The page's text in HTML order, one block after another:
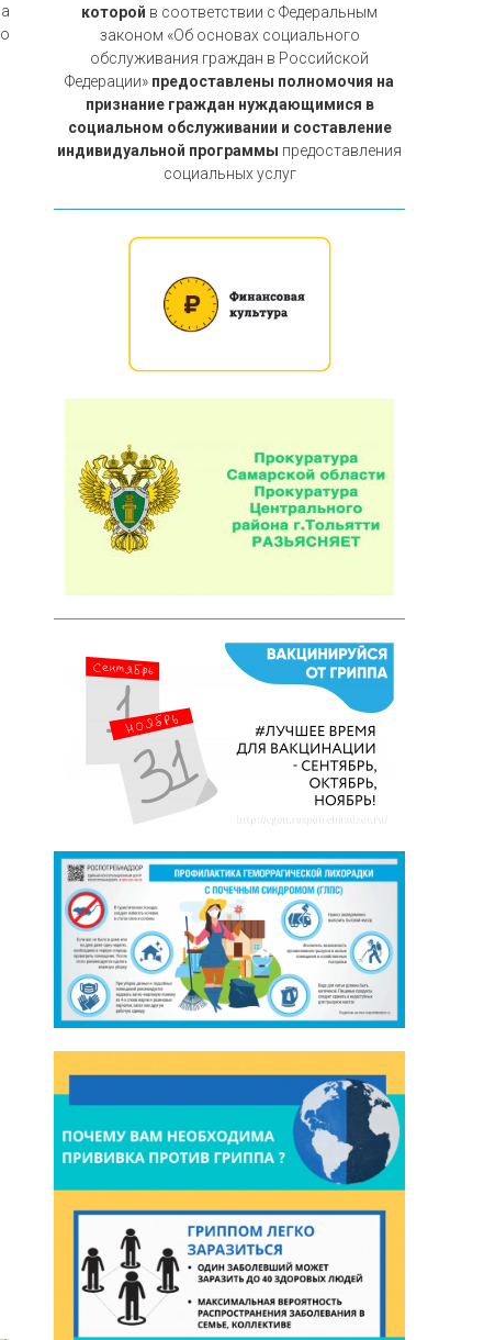
которой в соответствии с Федеральным
законом «Об основах социального
обслуживания граждан в Российской
Федерации» предоставлены полномочия на
признание граждан нуждающимися в
социальном обслуживании и составление
индивидуальной программы предоставления
социальных услуг